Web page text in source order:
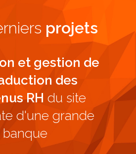
projets
et gestion de
des
RH du site
d'une grande
banque
site